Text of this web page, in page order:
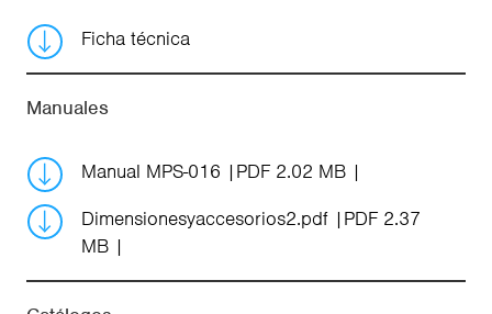
Ficha técnica
Manuales
Manual MPS-016
PDF 2.02 MB
Dimensionesyaccesorios2.pdf
PDF 2.37
MB